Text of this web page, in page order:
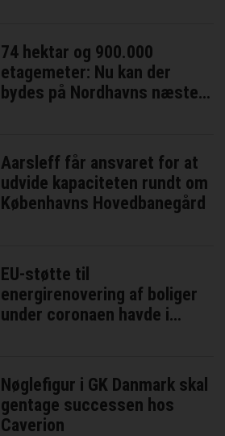
74 hektar og 900.000
etagemeter: Nu kan der
bydes på Nordhavns næste
Aarsleff får ansvaret for at
udvide kapaciteten rundt om
Københavns Hovedbanegård
EU-støtte til
energirenovering af boliger
under coronaen havde i
Nøglefigur i GK Danmark skal
gentage successen hos
Caverion